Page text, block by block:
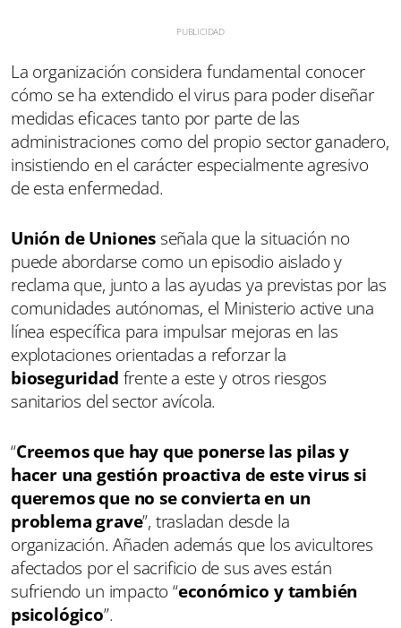
La organización considera fundamental conocer
cómo se ha extendido el virus para poder diseñar
medidas eficaces tanto por parte de las
administraciones como del propio sector ganadero,
insistiendo en el carácter especialmente agresivo
de esta enfermedad.
Unión de Unionesseñala que la situación no
puede abordarse como un episodio aislado y
reclama que, junto a las ayudas ya previstas por las
comunidades autónomas, el Ministerio active una
línea específica para impulsar mejoras en las
explotaciones orientadas a reforzar la
bioseguridad frente a este y otros riesgos
sanitarios del sector avícola.
“Creemos que hay que ponerse las pilas y
hacer una gestión proactiva de este virus si
queremos que no se convierta en un
problema grave”, trasladan desde la
organización. Añaden además que los avicultores
afectados por el sacrificio de sus aves están
sufriendo un impacto “económico y también
psicológico”.